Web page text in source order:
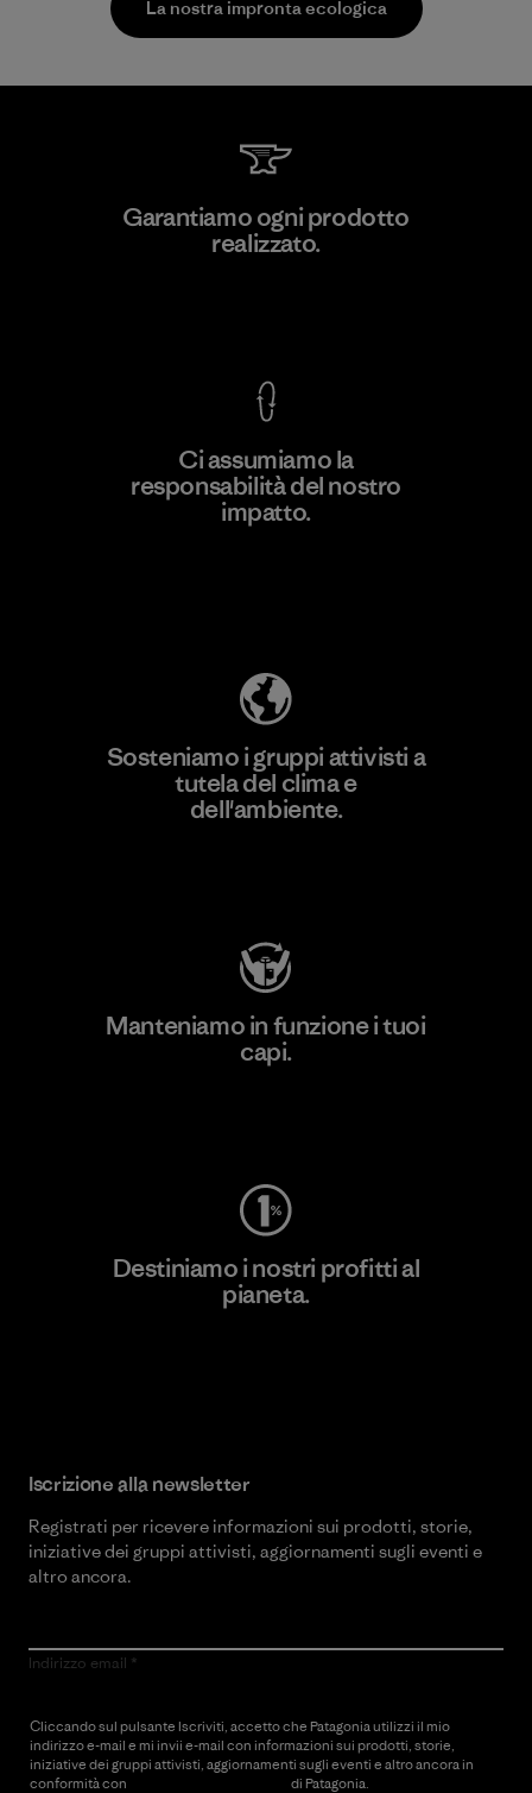
Scopri di più
Toray International, Inc.
La nostra impronta ecologica
Garantiamo ogni prodotto
realizzato.
Ci assumiamo la
responsabilità del nostro
impatto.
Sosteniamo i gruppi attivisti a
tutela del clima e
dell'ambiente.
Manteniamo in funzione i tuoi
capi.
Destiniamo i nostri profitti al
pianeta.
Iscrizione alla newsletter
Registrati per ricevere informazioni sui prodotti, storie,
iniziative dei gruppi attivisti, aggiornamenti sugli eventi e
altro ancora.
Indirizzo email
Cliccando sul pulsante Iscriviti, accetto che Patagonia utilizzi il mio
indirizzo e-mail e mi invii e-mail con informazioni sui prodotti, storie,
iniziative dei gruppi attivisti, aggiornamenti sugli eventi e altro ancora in
conformità con
di Patagonia.